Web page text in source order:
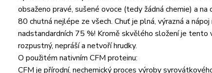
obsaženo pravé, sušené ovoce (tedy žádná chemie) a
80 chutná nejlépe ze všech. Chuť je plná, výrazná a
nadstandardních 75 %! Kromě skvělého složení je
rozpustný, nepráší a netvoří hrudky.
O použitém nativním CFM proteinu:
CFM je přírodní, nechemický proces výroby